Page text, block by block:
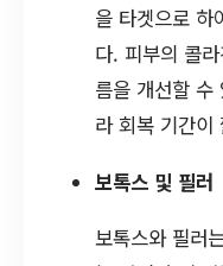
을 타겟으로 하
다. 피부의 콜
름을 개선할 수
라 회복 기간이
보톡스 및 필러
보톡스와 필러